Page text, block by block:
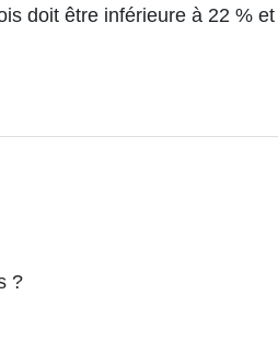
doit être inférieure à 22 %
?